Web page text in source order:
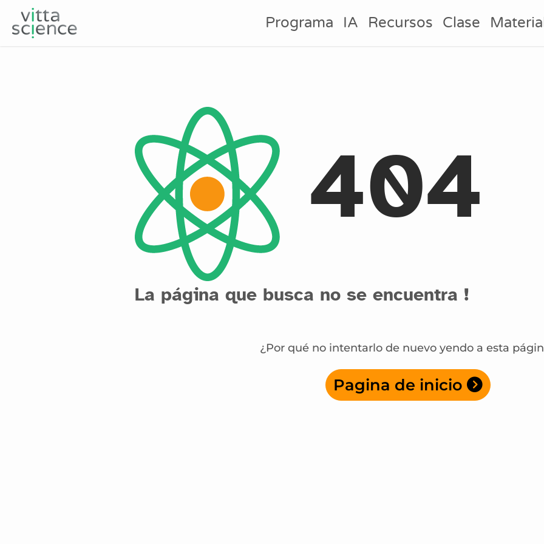
Programa IA Recursos Clase
404
La página que busca no se encuentra !
¿Por qué no intentarlo de nuevo yendo a esta
Pagina de inicio